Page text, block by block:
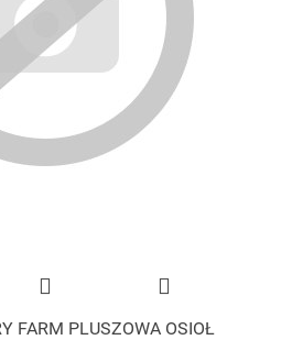
FARM PLUSZOWA OSIOŁ